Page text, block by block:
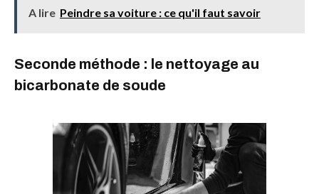
A lire Peindre sa voiture : ce qu'il faut savoir
Seconde méthode : le nettoyage au
bicarbonate de soude